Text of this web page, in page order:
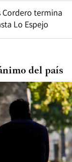
termina
Lo Espejo
del país